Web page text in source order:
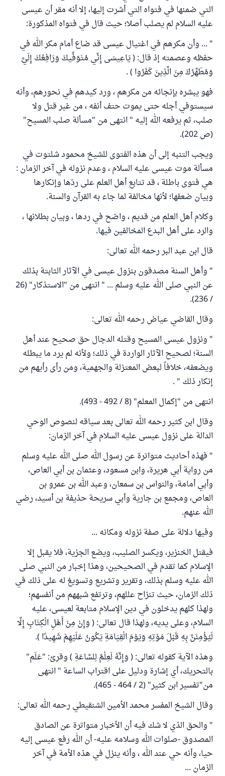
التي ضمنها في فتواه التي أشرت إليها، إلا أنه مقر أن عيسى
عليه السلام لم يصلب أصلا؛ حيث قال في فتواه المذكورة:
" ... وأن مكرهم في اغتيال عيسى قد ضاع أمام مكر الله في
حفظه وعصمته إذ قال: ( يَاعِيسَى إِنِّي مُتَوَفِّيكَ وَرَافِعُكَ إِلَيَّ
وَمُطَهِّرُكَ مِنَ الَّذِينَ كَفَرُوا ) .
فهو يبشره بإنجائه من مكرهم ، ورد كيدهم في نحورهم، وأنه
سيستوفي أجله حتى يموت حتف أنفه ، من غير قتل ولا
صلب، ثم يرفعه الله إليه " انتهى من "مسألة صلب المسيح"
(ص 202).
ويجب التنبه إلى أن هذه الفتوى للشيخ محمود شلتوت في
مسألة موت عيسى عليه السلام ، وعدم نزوله في آخر الزمان :
هي فتوى باطلة ، قد تتابع أهل العلم على ردّها وإنكارها
وبيان ضعفها؛ لأنها مخالفة لما جاء به القرآن والسنة.
وكلام أهل العلم من قديم ، واضح في ردها ، وبيان بطلانها ،
والرد على أهل البدع المخالفين فيها.
قال ابن عبد البر رحمه الله تعالى:
" وأهل السنة مصدقون بنزول عيسى في الآثار الثابتة بذلك
عن النبي صلى الله عليه وسلم ... " انتهى من "الاستذكار" (26
/ 236).
وقال القاضي عياض رحمه الله تعالى:
" ونزول عيسى المسيح وقتله الدجال حق صحيح عند أهل
السنة؛ لصحيح الآثار الواردة في ذلك؛ ولأنه لم يرد ما يبطله
ويضعفه، خلافاً لبعض المعتزلة والجهمية، ومن رأى رأيهم من
إنكار ذلك " .
انتهى من "إكمال المعلم" (8 / 492 - 493).
وقال ابن كثير رحمه الله تعالى بعد سياقه لنصوص الوحي
الدالة على نزول عيسى عليه السلام في آخر الزمان:
" فهذه أحاديث متواترة عن رسول الله صلى الله عليه وسلم
من رواية أبي هريرة، وابن مسعود، وعثمان بن أبي العاص،
وأبي أمامة، والنواس بن سمعان، وعبد الله بن عمرو بن
العاص، ومجمع بن جارية وأبي سريحة حذيفة بن أسيد، رضي
الله عنهم.
وفيها دلالة على صفة نزوله ومكانه ...
فيقتل الخنزير، ويكسر الصليب، ويضع الجزية، فلا يقبل إلا
الإسلام كما تقدم في الصحيحين، وهذا إخبار من النبي صلى
الله عليه وسلم بذلك، وتقرير وتشريع وتسويغ له على ذلك في
ذلك الزمان، حيث تنزاح عللهم، وترتفع شبههم من أنفسهم؛
ولهذا كلهم يدخلون في دين الإسلام متابعة لعيسى، عليه
السلام، وعلى يديه، ولهذا قال تعالى: ( وَإِنْ مِنْ أَهْلِ الْكِتَابِ إِلَّا
لَيُؤْمِنَنَّ بِهِ قَبْلَ مَوْتِهِ وَيَوْمَ الْقِيَامَةِ يَكُونُ عَلَيْهِمْ شَهِيدًا ).
وهذه الآية كقوله تعالى: ( وَإِنَّهُ لَعِلْمٌ لِلسَّاعَةِ ) وقرئ: "عَلَم"
بالتحريك، أي إشارة ودليل على اقتراب الساعة " انتهى
من"تفسير ابن كثير" (2 / 464 - 465).
وقال الشيخ المفسر محمد الأمين الشنقيطي رحمه الله تعالى:
" والحق الذي لا شك فيه أن الأخبار متواترة عن الصادق
المصدوق -صلوات الله وسلامه عليه- أن الله رفع عيسى إليه
حيا، وأنه حي عند الله ، وأنه ينزل في هذه الأمة في آخر
الزمان ...